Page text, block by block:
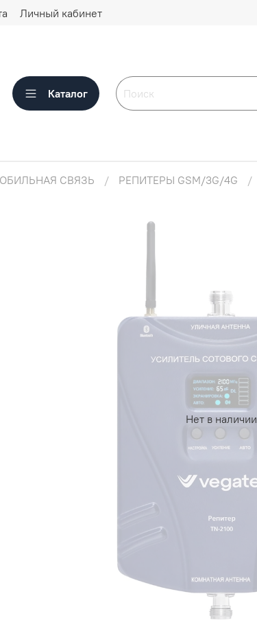
Личный кабинет
Каталог
СВЯЗЬ РЕПИТЕРЫ GSM/3G/4G
Нет в наличии